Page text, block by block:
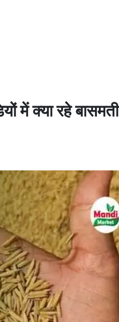
में क्या रहे बासमती